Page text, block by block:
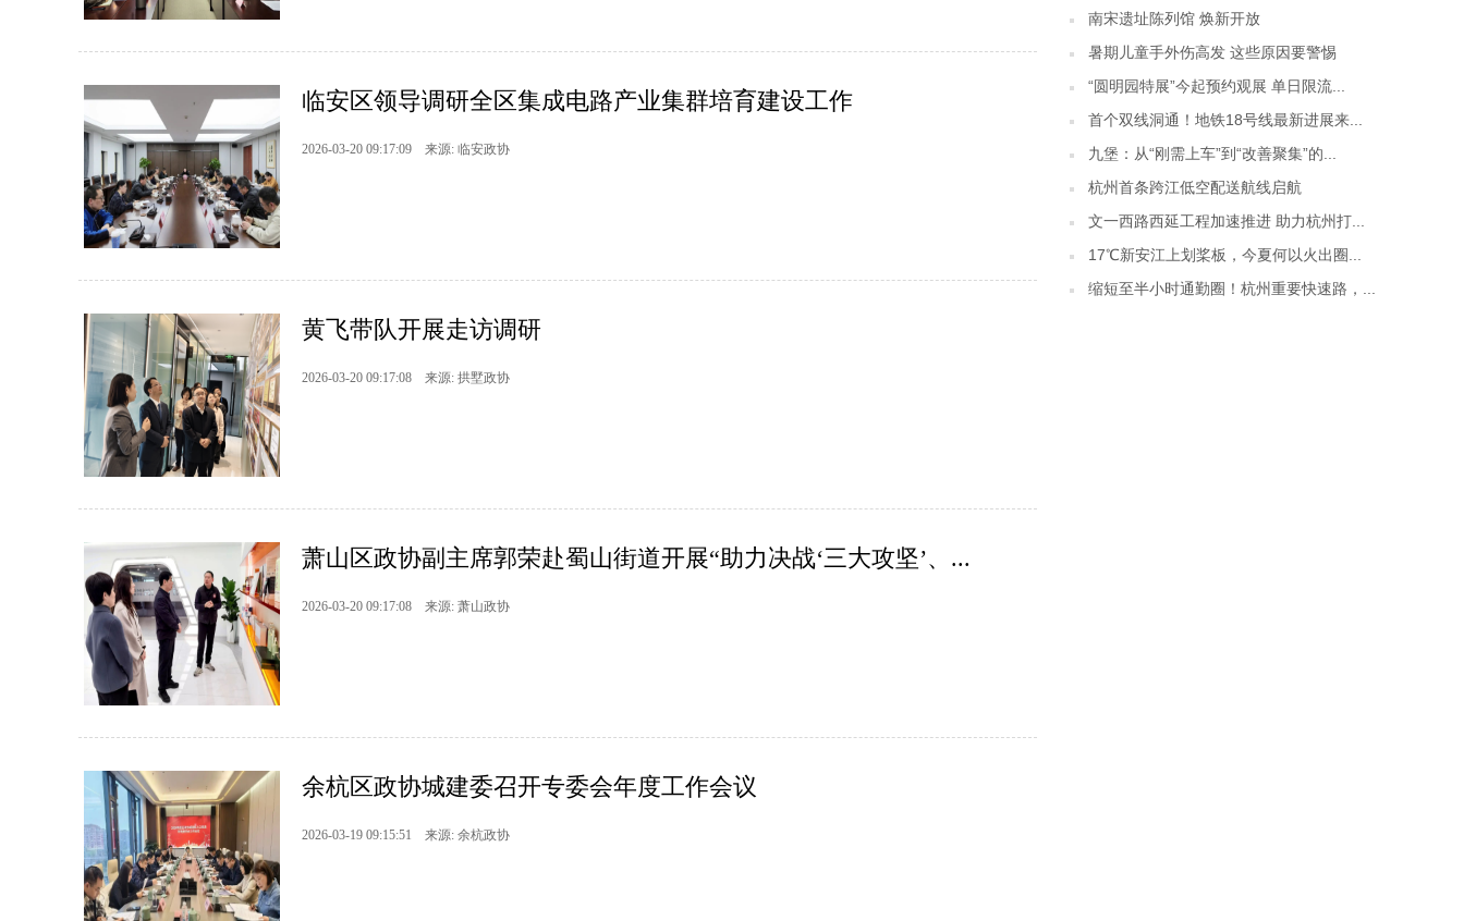
临安区领导调研全区集成电路产业集群培育建设工作
2026-03-20 09:17:09 来源: 临安政协
黄飞带队开展走访调研
2026-03-20 09:17:08 来源: 拱墅政协
萧山区政协副主席郭荣赴蜀山街道开展“助力决战‘三大攻坚’、...
2026-03-20 09:17:08 来源: 萧山政协
余杭区政协城建委召开专委会年度工作会议
2026-03-19 09:15:51 来源: 余杭政协
南宋遗址陈列馆 焕新开放
暑期儿童手外伤高发 这些原因要警惕
“圆明园特展”今起预约观展 单日限流...
首个双线洞通！地铁18号线最新进展来...
九堡：从“刚需上车”到“改善聚集”的...
杭州首条跨江低空配送航线启航
文一西路西延工程加速推进 助力杭州打...
17℃新安江上划桨板，今夏何以火出圈...
缩短至半小时通勤圈！杭州重要快速路，...